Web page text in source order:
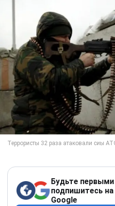
Будьте первыми
подпишитесь на
Google